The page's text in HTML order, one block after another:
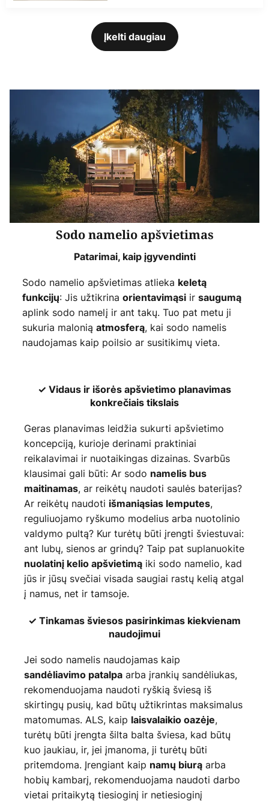
Įkelti daugiau
Sodo namelio apšvietimas
Patarimai, kaip įgyvendinti
Sodo namelio apšvietimas atlieka keletą
funkcijų: Jis užtikrina orientavimąsiir saugumą
aplink sodo namelį ir ant takų. Tuo pat metu ji
sukuria malonią atmosferą, kai sodo namelis
naudojamas kaip poilsio ar susitikimų vieta.
✓ Vidaus ir išorės apšvietimo planavimas
konkrečiais tikslais
Geras planavimas leidžia sukurti apšvietimo
koncepciją, kurioje derinami praktiniai
reikalavimai ir nuotaikingas dizainas. Svarbūs
klausimai gali būti: Ar sodo namelis bus
maitinamas, ar reikėtų naudoti saulės baterijas?
Ar reikėtų naudoti išmaniąsias lemputes,
reguliuojamo ryškumo modelius arba nuotolinio
valdymo pultą? Kur turėtų būti įrengti šviestuvai:
ant lubų, sienos ar grindų? Taip pat suplanuokite
nuolatinį kelio apšvietimą iki sodo namelio, kad
jūs ir jūsų svečiai visada saugiai rastų kelią atgal
į namus, net ir tamsoje.
✓ Tinkamas šviesos pasirinkimas kiekvienam
naudojimui
Jei sodo namelis naudojamas kaip
sandėliavimo patalpa arba įrankių sandėliukas,
rekomenduojama naudoti ryškią šviesą iš
skirtingų pusių, kad būtų užtikrintas maksimalus
matomumas. ALS, kaip laisvalaikio oazėje,
turėtų būti įrengta šilta balta šviesa, kad būtų
kuo jaukiau, ir, jei įmanoma, ji turėtų būti
pritemdoma. Įrengiant kaip namų biurą arba
hobių kambarį, rekomenduojama naudoti darbo
vietai pritaikytą tiesioginį ir netiesioginį